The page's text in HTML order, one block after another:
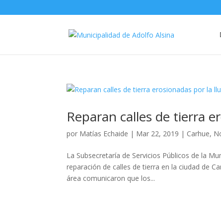
Reparan calles de tierra
por Matías Echaide | Mar 22, 2019 | Carhue,
La Subsecretaría de Servicios Públicos de la
reparación de calles de tierra en la ciudad de
área comunicaron que los...